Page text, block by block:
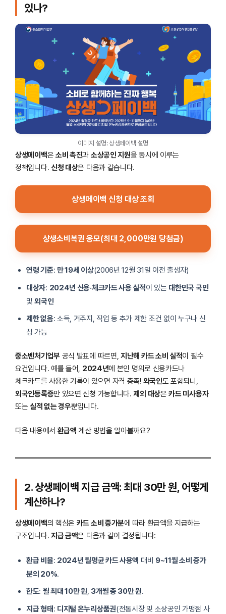
있나?
이미지 설명: 상생페이백 설명
상생페이백은 소비 촉진과 소상공인 지원을 동시에 이루는
정책입니다. 신청 대상은 다음과 같습니다.
상생페이백 신청 대상 조회
상생소비복권 응모(최대 2,000만원 당첨금)
연령 기준: 만 19세 이상(2006년 12월 31일 이전 출생자)
대상자: 2024년 신용·체크카드 사용 실적이 있는 대한민국 국민
및외국인
제한 없음: 소득, 거주지, 직업 등 추가 제한 조건 없이 누구나 신
청 가능
중소벤처기업부공식 발표에 따르면,지난해 카드 소비 실적이 필수
요건입니다. 예를 들어, 2024년에 본인 명의로 신용카드나
체크카드를 사용한 기록이 있으면 자격 충족! 외국인도 포함되니,
외국인등록증만 있으면 신청 가능합니다.제외 대상은카드 미사용자
또는 실적 없는 경우뿐입니다.
다음 내용에서 환급액 계산 방법을 알아볼까요?
2. 상생페이백 지급 금액: 최대 30만 원, 어떻게
계산하나?
상생페이백의 핵심은 카드 소비 증가분에 따라 환급액을 지급하는
구조입니다. 지급 금액은 다음과 같이 결정됩니다:
환급 비율: 2024년 월평균 카드 사용액 대비 9~11월 소비 증가
분의 20%.
한도: 월 최대 10만 원, 3개월 총 30만 원.
지급 형태: 디지털 온누리상품권(전통시장 및 소상공인 가맹점 사